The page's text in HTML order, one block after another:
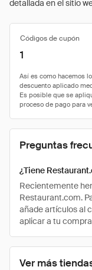
detallada en el sitio
Ver más
Códigos de cupón
1
Preguntas
¿Tiene
Recientemente
Restaurant.com.
añade artículos al
aplicar a tu